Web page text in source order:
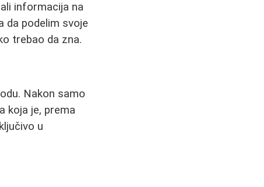
informacija na
da podelim svoje
trebao da zna.
Nakon samo
koja je, prema
u